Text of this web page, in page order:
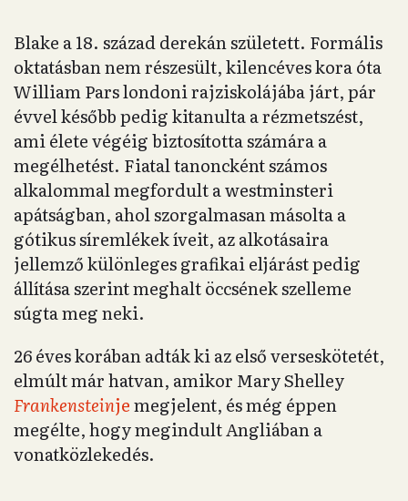
Blake a 18. század derekán született. Formális
oktatásban nem részesült, kilencéves kora óta
William Pars londoni rajziskolájába járt, pár
évvel később pedig kitanulta a rézmetszést,
ami élete végéig biztosította számára a
megélhetést. Fiatal tanoncként számos
alkalommal megfordult a westminsteri
apátságban, ahol szorgalmasan másolta a
gótikus síremlékek íveit, az alkotásaira
jellemző különleges grafikai eljárást pedig
állítása szerint meghalt öccsének szelleme
súgta meg neki.
26 éves korában adták ki az első verseskötetét,
elmúlt már hatvan, amikor Mary Shelley
Frankensteinjemegjelent, és még éppen
megélte, hogy megindult Angliában a
vonatközlekedés.